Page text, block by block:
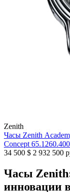
Zenith
Часы Zenith
Concept
34 500 $ 2 932 500
Часы
инновации